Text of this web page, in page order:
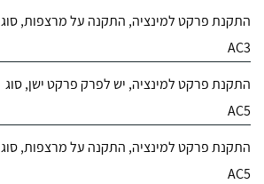
התקנת פרקט למינציה, התקנה על מרצפות, סוג
AC3
התקנת פרקט למינציה, יש לפרק פרקט ישן, סוג
AC5
התקנת פרקט למינציה, התקנה על מרצפות, סוג
AC5